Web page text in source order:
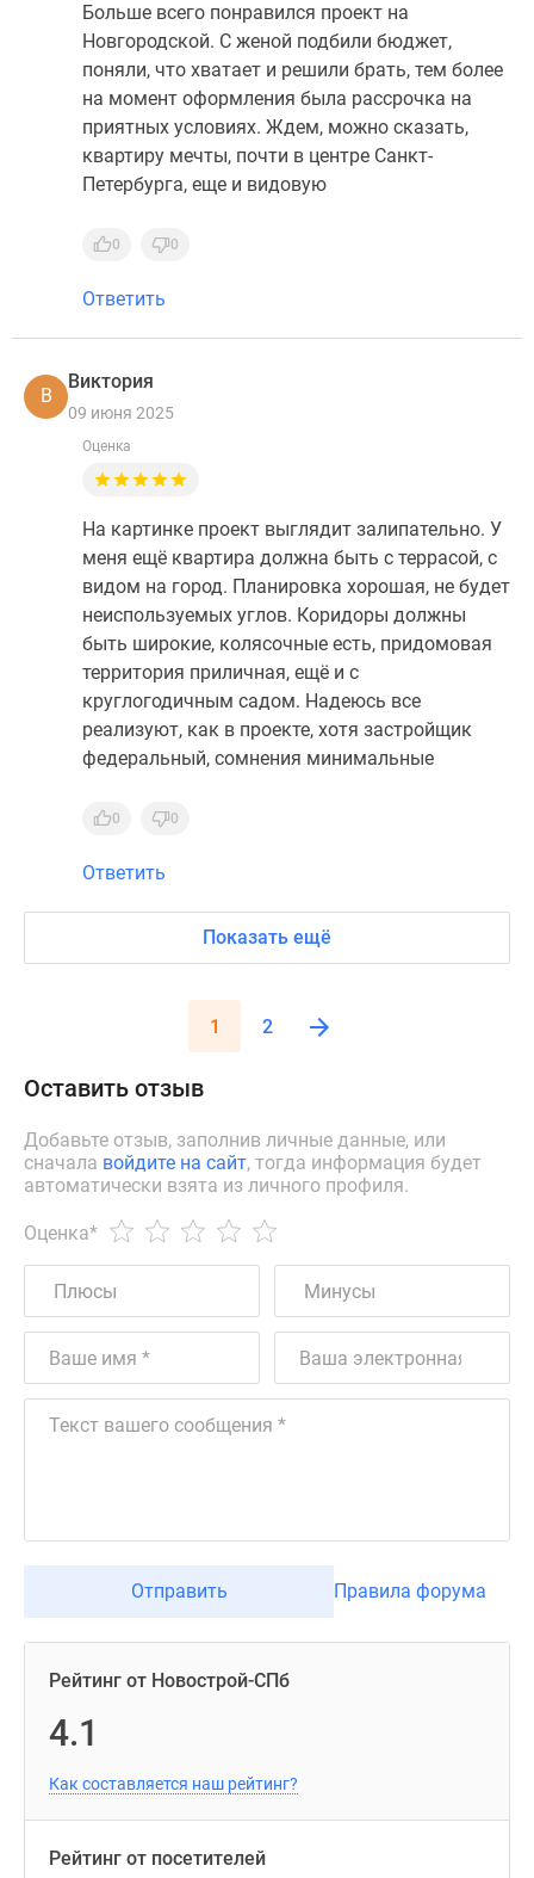
Больше всего понравился проект на
Новгородской. С женой подбили бюджет,
поняли, что хватает и решили брать, тем более
на момент оформления была рассрочка на
приятных условиях. Ждем, можно сказать,
квартиру мечты, почти в центре Санкт-
Петербурга, еще и видовую
0 0
Ответить
В
Виктория
09 июня 2025
Оценка
На картинке проект выглядит залипательно. У
меня ещё квартира должна быть с террасой, с
видом на город. Планировка хорошая, не будет
неиспользуемых углов. Коридоры должны
быть широкие, колясочные есть, придомовая
территория приличная, ещё и с
круглогодичным садом. Надеюсь все
реализуют, как в проекте, хотя застройщик
федеральный, сомнения минимальные
0 0
Ответить
Показать ещё
1 2
Оставить отзыв
Добавьте отзыв, заполнив личные данные, или
сначала войдите на сайт, тогда информация будет
автоматически взята из личного профиля.
Оценка*
Отправить Правила форума
Рейтинг от Новострой-СПб
4.1
Как составляется наш рейтинг?
Рейтинг от посетителей